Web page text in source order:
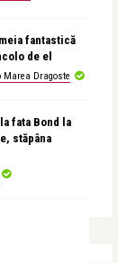
fantastică
de el
Marea Dragoste
fata Bond la
stăpâna